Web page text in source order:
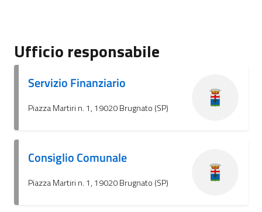
Ufficio responsabile
Servizio Finanziario
Piazza Martiri n. 1, 19020 Brugnato (SP)
Consiglio Comunale
Piazza Martiri n. 1, 19020 Brugnato (SP)